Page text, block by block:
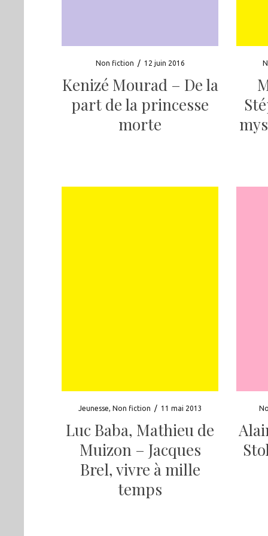
Non fiction / 12 juin 2016
Kenizé Mourad – De la
part de la princesse
morte
Jeunesse, Non fiction / 11 mai 2013
Luc Baba, Mathieu de
Muizon – Jacques
Brel, vivre à mille
temps